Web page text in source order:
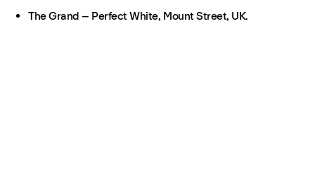
The Grand – Perfect White, Mount Street, UK.